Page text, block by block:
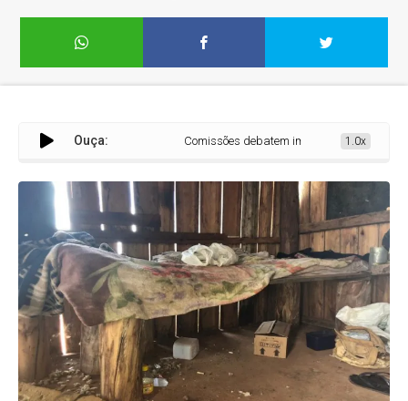
Ouça: Comissões debatem importância da
1.0x